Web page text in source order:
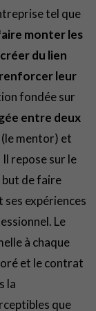
tel que
monter les
du lien
leur
fondée sur
entre deux
(le mentor) et
repose sur le
de faire
expériences
Le
à chaque
et le contrat
la
que